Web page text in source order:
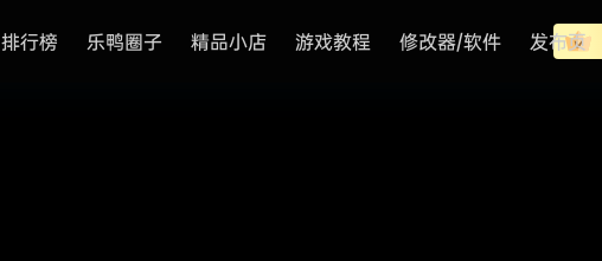
排行榜 乐鸭圈子 精品小店 游戏教程 修改器/软件 发布页